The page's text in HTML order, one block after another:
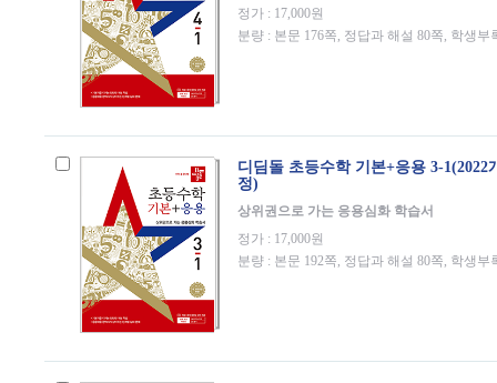
정가 : 17,000원
분량 : 본문 176쪽, 정답과 해설 80쪽, 학생부
디딤돌 초등수학 기본+응용 3-1(2022
정)
상위권으로 가는 응용심화 학습서
정가 : 17,000원
분량 : 본문 192쪽, 정답과 해설 80쪽, 학생부